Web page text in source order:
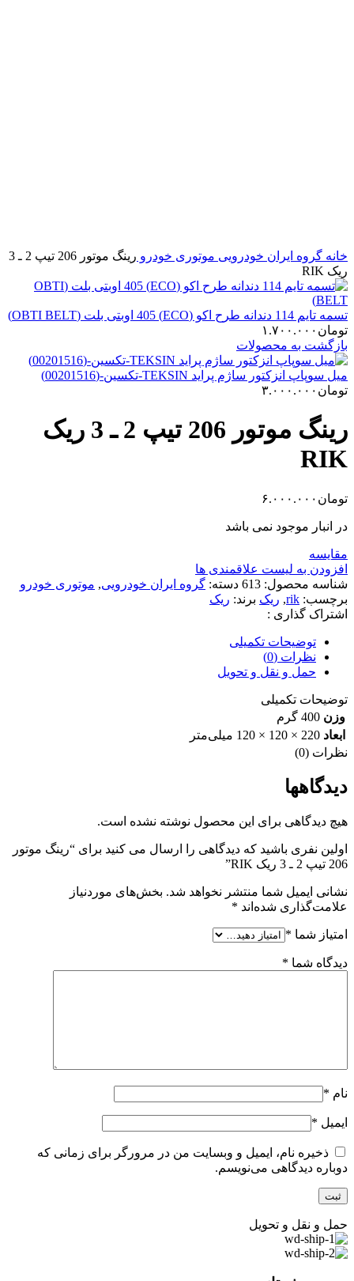
خانه گروه ایران خودرویی موتوری خودرو
رینگ موتور 206 تیپ 2 ـ 3
ریک RIK
تسمه تایم 114 دندانه طرح اکو (ECO) 405 اوبتی بلت (OBTI BELT)
تومان ۱.۷۰۰.۰۰۰
بازگشت به محصولات
میل سوپاپ انزکتور ساژم پراید TEKSIN-تکسین-(00201516)
تومان ۳.۰۰۰.۰۰۰
رینگ موتور 206 تیپ 2 ـ 3 ریک
RIK
تومان ۶.۰۰۰.۰۰۰
در انبار موجود نمی باشد
مقایسه
افزودن به لیست علاقمندی ها
شناسه محصول: 613 دسته: گروه ایران خودرویی, موتوری خودرو
برچسب: rik
, ریک برند: ریک
اشتراک گذاری :
توضیحات تکمیلی
نظرات (0)
حمل و نقل و تحویل
توضیحات تکمیلی
وزن 400 گرم
ابعاد 220 × 120 × 120 میلی‌متر
نظرات (0)
دیدگاهها
هیچ دیدگاهی برای این محصول نوشته نشده است.
اولین نفری باشید که دیدگاهی را ارسال می کنید برای “رینگ موتور
206 تیپ 2 ـ 3 ریک RIK”
نشانی ایمیل شما منتشر نخواهد شد. بخش‌های موردنیاز
علامت‌گذاری شده‌اند *
امتیاز شما *
دیدگاه شما *
نام *
ایمیل *
ذخیره نام، ایمیل و وبسایت من در مرورگر برای زمانی که
دوباره دیدگاهی می‌نویسم.
حمل و نقل و تحویل